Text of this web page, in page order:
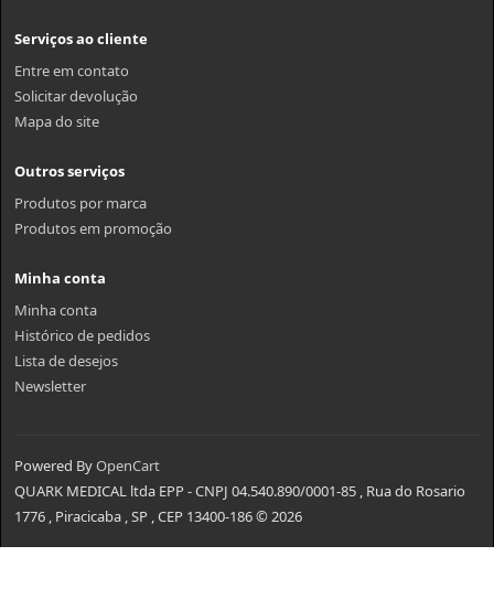
Serviços ao cliente
Entre em contato
Solicitar devolução
Mapa do site
Outros serviços
Produtos por marca
Produtos em promoção
Minha conta
Minha conta
Histórico de pedidos
Lista de desejos
Newsletter
Powered ByOpenCart
QUARK MEDICAL ltda EPP - CNPJ 04.540.890/0001-85 , Rua do Rosario
1776 , Piracicaba , SP , CEP 13400-186 © 2026